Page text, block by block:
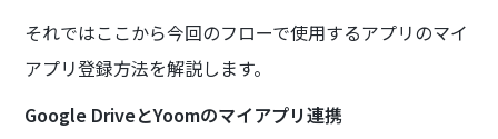
それではここから今回のフローで使用するアプリのマイ
アプリ登録方法を解説します。
Google DriveとYoomのマイアプリ連携